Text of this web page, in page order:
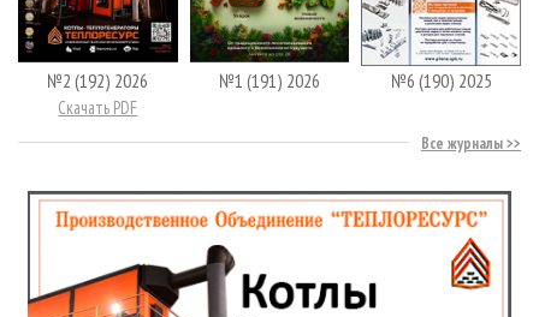
№2 (192) 2026
Скачать PDF
№1 (191) 2026 №6 (190) 2025
Все журналы